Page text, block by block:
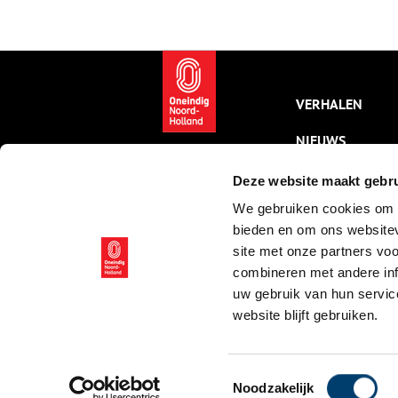
Deze website maakt
We gebruiken cookies
bieden en om ons
site met onze partners
combineren met andere
uw gebruik van hun
website blijft gebruiken.
Toestemmingsselectie
Noodzakelijk
reconstrueren aan de hand van
het bewaard gebleven rijke
museumarchief.
VERHALEN
NIEUWS
KALENDER
THEMA’S
ACTIVITEITEN
VIDEO’S